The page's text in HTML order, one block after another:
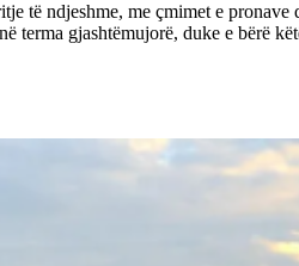
të ndjeshme, me çmimet e
terma gjashtëmujorë, duke e bërë